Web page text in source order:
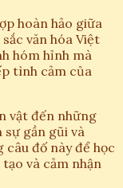
hoàn hảo giữa
văn hóa Việt
hóm hỉnh mà
tình cảm của
vật đến những
gần gũi và
câu đố này để học
và cảm nhận